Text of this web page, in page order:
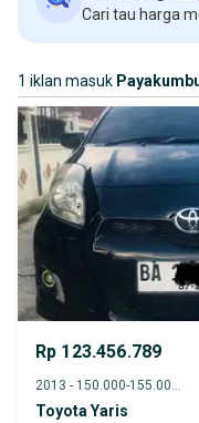
Cari tau harga
1 iklan masuk
Rp 123.456.789
Toyota Yaris